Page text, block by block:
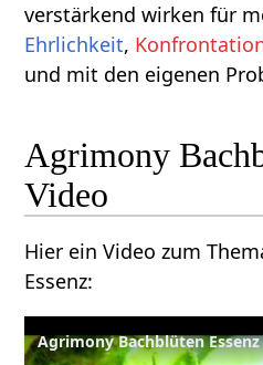
verstärkend wirken für
Ehrlichkeit,
und mit den eigenen
Agrimony
Video
Hier ein Video zum
Essenz:
Agrimony Bachblüten Essenz